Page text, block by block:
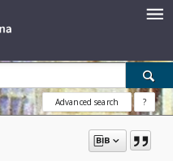
Advanced search ?